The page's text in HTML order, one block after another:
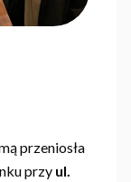
przeniosła
przy ul.